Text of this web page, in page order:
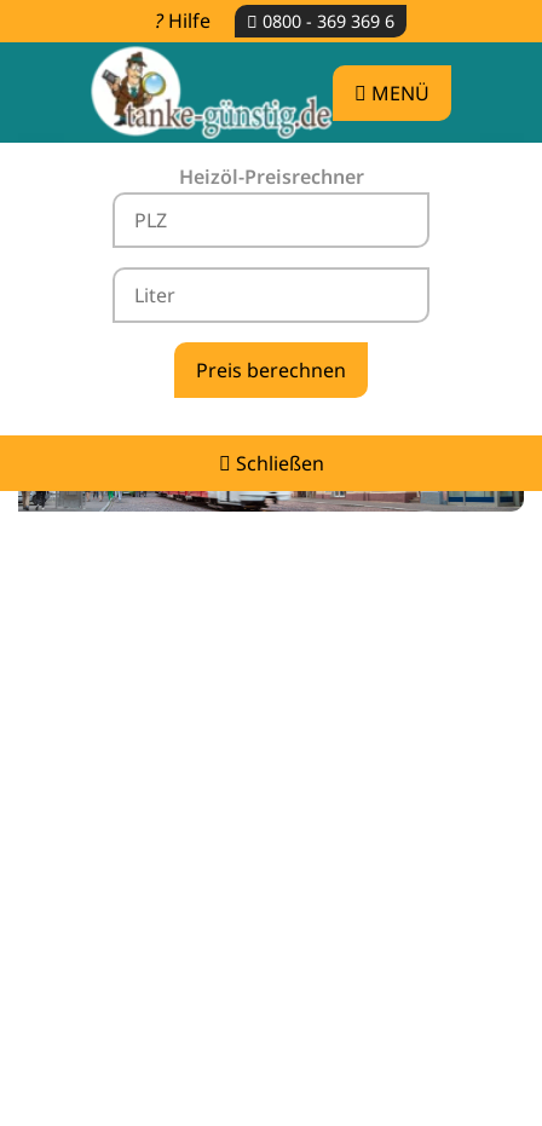
Hilfe 0800 - 369 369 6
MENÜ
Heizöl-Preisrechner
Schließen
Heizölpreise Rheinfelden -
vergleichen & günstig tanken